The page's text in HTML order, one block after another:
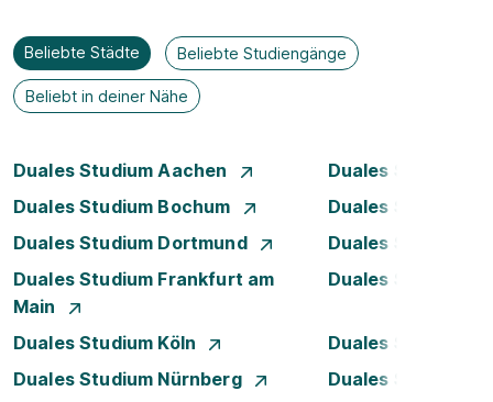
Beliebte Städte Beliebte Studiengänge
Beliebt in deiner Nähe
Duales Studium Aachen
Duales Studium
Duales Studium Bochum
Duales Studium
Duales Studium Dortmund
Duales Studium
Duales Studium Frankfurt am
Main
Duales Studium
Duales Studium Köln
Duales Studium
Duales Studium Nürnberg
Duales Studium